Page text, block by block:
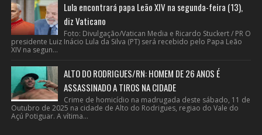
Lula encontrará papa Leão XIV na segunda-feira (13),
diz Vaticano
Foto: Divulgação/Vatican Media e Ricardo Stuckert / PR O
presidente Luiz Inácio Lula da Silva (PT) será recebido pelo Papa Leão
XIV na segun...
ALTO DO RODRIGUES/RN: HOMEM DE 26 ANOS É
ASSASSINADO A TIROS NA CIDADE
Crime de homicídio na madrugada deste sábado, 11 de
Outubro de 2025 na cidade de Alto do Rodrigues, regiao do Vale do
Açú Potiguar. A vítima...